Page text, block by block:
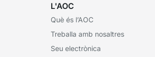
L'AOC
Què és l’AOC
Treballa amb nosaltres
Seu electrònica